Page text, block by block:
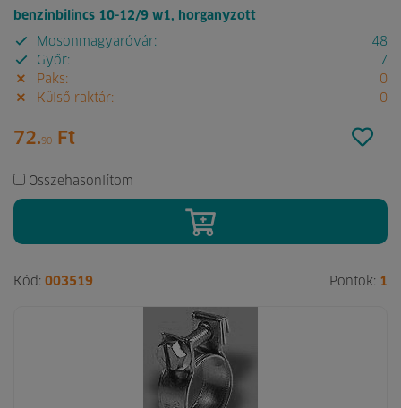
benzinbilincs 10-12/9 w1, horganyzott
Mosonmagyaróvár:
48
Győr:
7
Paks:
0
Külső raktár:
0
72.90 Ft
Összehasonlítom
Kód: 003519 Pontok: 1